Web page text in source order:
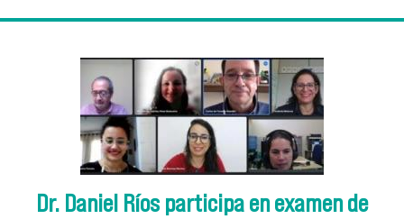
Dr. Daniel Ríos participa en examen de